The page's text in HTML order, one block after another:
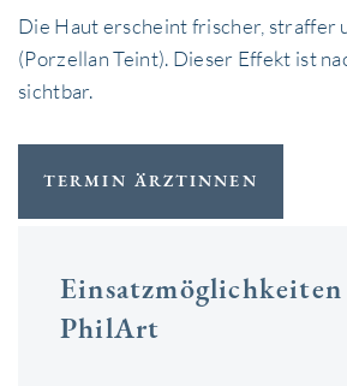
Die Haut erscheint frischer, straffer
(Porzellan Teint). Dieser Effekt ist
sichtbar.
TERMIN ÄRZTINNEN
PhilArt